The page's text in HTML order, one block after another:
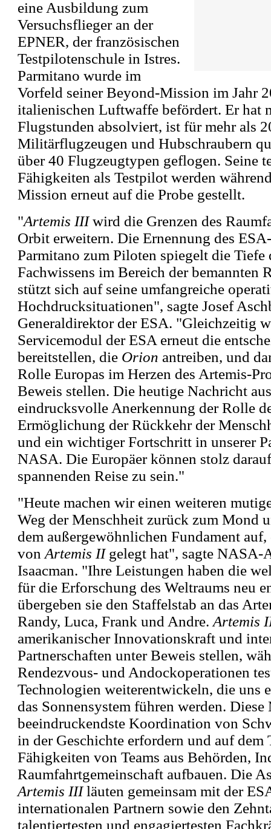
eine Ausbildung zum
Versuchsflieger an der
EPNER, der französischen
Testpilotenschule in Istres.
Parmitano wurde im
Vorfeld seiner Beyond-Mission im Jahr
italienischen Luftwaffe befördert. Er hat
Flugstunden absolviert, ist für mehr als
Militärflugzeugen und Hubschraubern
über 40 Flugzeugtypen geflogen. Seine
Fähigkeiten als Testpilot werden
Mission erneut auf die Probe gestellt.
"Artemis IIIwird die Grenzen des
Orbit erweitern. Die Ernennung des
Parmitano zum Piloten spiegelt die Tiefe
Fachwissens im Bereich der bemannten
stützt sich auf seine umfangreiche
Hochdrucksituationen", sagte Josef
Generaldirektor der ESA. "Gleichzeitig
Servicemodul der ESA erneut die
bereitstellen, die Orion antreiben, und
Rolle Europas im Herzen des Artemis-
Beweis stellen. Die heutige Nachricht
eindrucksvolle Anerkennung der Rolle
Ermöglichung der Rückkehr der
und ein wichtiger Fortschritt in unserer
NASA. Die Europäer können stolz
spannenden Reise zu sein."
"Heute machen wir einen weiteren
Weg der Menschheit zurück zum Mond
dem außergewöhnlichen Fundament auf,
von Artemis IIgelegt hat", sagte NASA-
Isaacman. "Ihre Leistungen haben die
für die Erforschung des Weltraums neu
übergeben sie den Staffelstab an das
Randy, Luca, Frank und Andre. Artemis
amerikanischer Innovationskraft und
Partnerschaften unter Beweis stellen,
Rendezvous- und Andockoperationen
Technologien weiterentwickeln, die uns
das Sonnensystem führen werden.
beeindruckendste Koordination von
in der Geschichte erfordern und auf dem
Fähigkeiten von Teams aus Behörden,
Raumfahrtgemeinschaft aufbauen. Die
Artemis IIIläuten gemeinsam mit der
internationalen Partnern sowie den
talentiertesten und engagiertesten